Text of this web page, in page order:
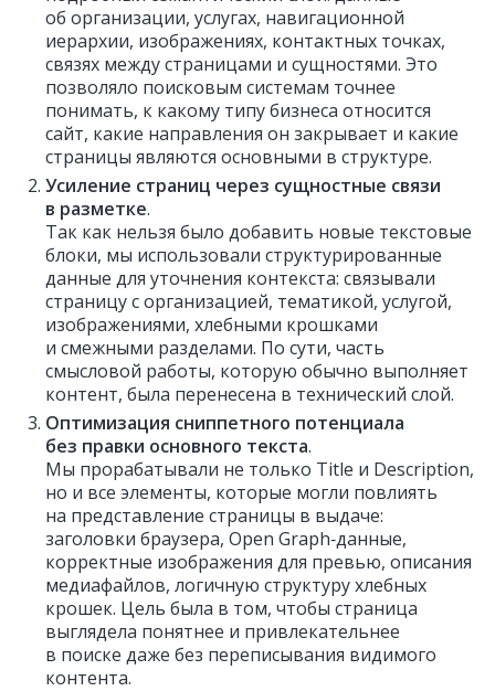
об организации, услугах, навигационной
иерархии, изображениях, контактных точках,
связях между страницами и сущностями. Это
позволяло поисковым системам точнее
понимать, к какому типу бизнеса относится
сайт, какие направления он закрывает и какие
страницы являются основными в структуре.
Усиление страниц через сущностные связи
в разметке.
Так как нельзя было добавить новые текстовые
блоки, мы использовали структурированные
данные для уточнения контекста: связывали
страницу с организацией, тематикой, услугой,
изображениями, хлебными крошками
и смежными разделами. По сути, часть
смысловой работы, которую обычно выполняет
контент, была перенесена в технический слой.
Оптимизация сниппетного потенциала
без правки основного текста.
Мы прорабатывали не только Title и Description,
но и все элементы, которые могли повлиять
на представление страницы в выдаче:
заголовки браузера, Open Graph‑данные,
корректные изображения для превью, описания
медиафайлов, логичную структуру хлебных
крошек. Цель была в том, чтобы страница
выглядела понятнее и привлекательнее
в поиске даже без переписывания видимого
контента.